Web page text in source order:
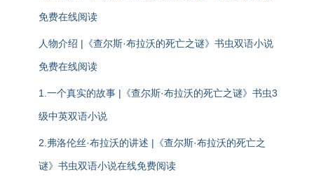
免费在线阅读
人物介绍 |《查尔斯·布拉沃的死亡之谜》书虫双语小说
免费在线阅读
1.一个真实的故事 |《查尔斯·布拉沃的死亡之谜》书虫3
级中英双语小说
2.弗洛伦丝·布拉沃的讲述 |《查尔斯·布拉沃的死亡之
谜》书虫双语小说在线免费阅读